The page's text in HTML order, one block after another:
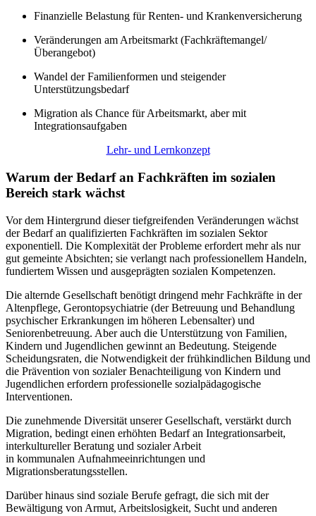
Finanzielle Belastung für Renten- und Krankenversicherung
Veränderungen am Arbeitsmarkt (Fachkräftemangel/
Überangebot)
Wandel der Familienformen und steigender
Unterstützungsbedarf
Migration als Chance für Arbeitsmarkt, aber mit
Integrationsaufgaben
Lehr- und Lernkonzept
Warum der Bedarf an Fachkräften im sozialen
Bereich stark wächst
Vor dem Hintergrund dieser tiefgreifenden Veränderungen wächst
der Bedarf an qualifizierten Fachkräften im sozialen Sektor
exponentiell. Die Komplexität der Probleme erfordert mehr als nur
gut gemeinte Absichten; sie verlangt nach professionellem Handeln,
fundiertem Wissen und ausgeprägten sozialen Kompetenzen.
Die alternde Gesellschaft benötigt dringend mehr Fachkräfte in der
Altenpflege, Gerontopsychiatrie (der Betreuung und Behandlung
psychischer Erkrankungen im höheren Lebensalter) und
Seniorenbetreuung. Aber auch die Unterstützung von Familien,
Kindern und Jugendlichen gewinnt an Bedeutung. Steigende
Scheidungsraten, die Notwendigkeit der frühkindlichen Bildung und
die Prävention von sozialer Benachteiligung von Kindern und
Jugendlichen erfordern professionelle sozialpädagogische
Interventionen.
Die zunehmende Diversität unserer Gesellschaft, verstärkt durch
Migration, bedingt einen erhöhten Bedarf an Integrationsarbeit,
interkultureller Beratung und sozialer Arbeit
in kommunalen Aufnahmeeinrichtungen und
Migrationsberatungsstellen.
Darüber hinaus sind soziale Berufe gefragt, die sich mit der
Bewältigung von Armut, Arbeitslosigkeit, Sucht und anderen